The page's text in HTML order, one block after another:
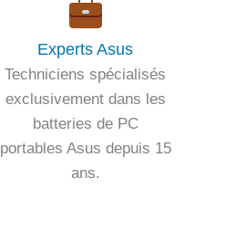
Experts Asus
Techniciens spécialisés
exclusivement dans les
batteries de PC
portables Asus depuis 15
ans.